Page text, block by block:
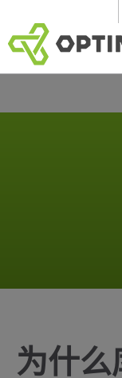
到
内
容
为什么